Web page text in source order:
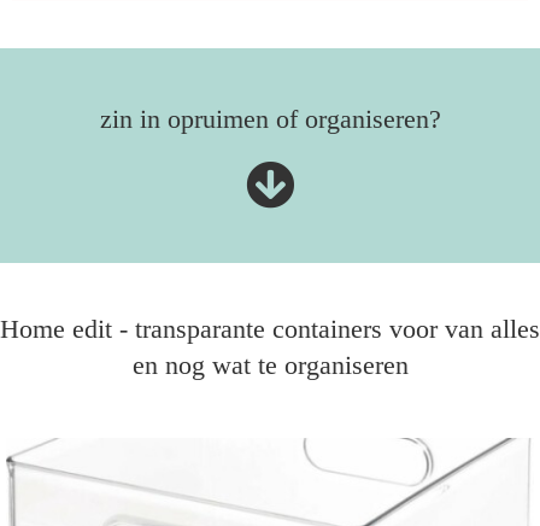
zin in opruimen of organiseren?
Home edit - transparante containers voor van alles
en nog wat te organiseren